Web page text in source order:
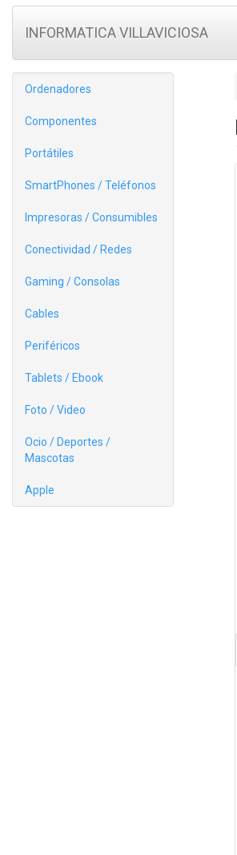
INFORMATICA VILLAVICIOSA
Ordenadores
Componentes
Portátiles
SmartPhones / Teléfonos
Impresoras / Consumibles
Conectividad / Redes
Gaming / Consolas
Cables
Periféricos
Tablets / Ebook
Foto / Video
Ocio / Deportes /
Mascotas
Apple